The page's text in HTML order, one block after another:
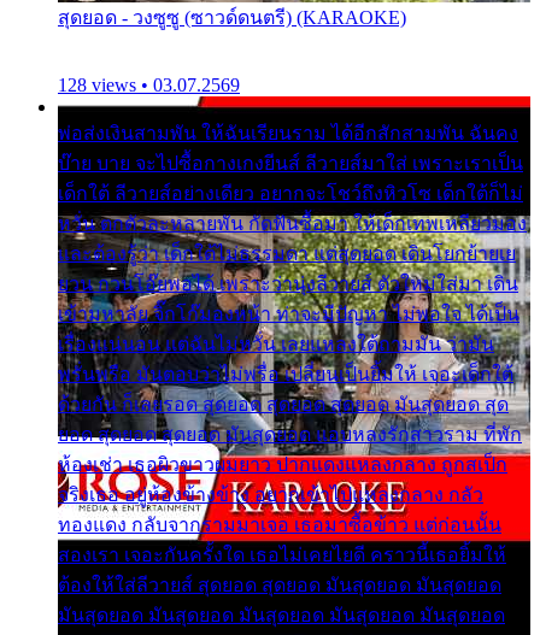
สุดยอด - วงซูซู (ซาวด์ดนตรี) (KARAOKE)
128 views • 03.07.2569
พ่อส่งเงินสามพัน ให้ฉันเรียนราม ได้อีกสักสามพัน ฉันคง
บ๊าย บาย จะไปซื้อกางเกงยีนส์ ลีวายส์มาใส่ เพราะเราเป็น
เด็กใต้ ลีวายส์อย่างเดียว อยากจะโชว์ถึงหิวโซ เด็กใต้ก็ไม่
หวั่น ตกตัวละหลายพัน กัดฟันซื้อมา ให้เด็กเทพเหลียวมอง
และต้องรู้ว่า เด็กใต้ไม่ธรรมดา แต่สุดยอด เดินโยกย้ายเย
ยวน กวนโอ๊ยพอได้ เพราะว่านุ่งลีวายส์ ตัวใหม่ใส่มา เดิน
เข้ามหาลัย จิ๊กโก๊มองหน้า ท่าจะมีปัญหา ไม่พอใจ ได้เป็น
เรื่องแน่นอน แต่ฉันไม่หวั่น เลยแหลงใต้ถามมัน ว่ามัน
พรั่นพรือ มันตอบว่าไม่พรื่อ เปลี่ยนเป็นยิ้มให้ เจอะเด็กใต้
ด้วยกัน ก็เลยรอด สุดยอด สุดยอด สุดยอด มันสุดยอด สุด
ยอด สุดยอด สุดยอด มันสุดยอด แอบหลงรักสาวราม ที่พัก
ห้องเช่า เธอผิวขาวผมยาว ปากแดงแหลงกลาง ถูกสเป็ก
จริงเธอ อยู่ห้องข้างข้าง อยากเข้าไปแหลงกลาง กลัว
ทองแดง กลับจากรามมาเจอ เธอมาซื้อข้าว แต่ก่อนนั้น
สองเรา เจอะกันครั้งใด เธอไม่เคยไยดี คราวนี้เธอยิ้มให้
ต้องให้ใส่ลีวายส์ สุดยอด สุดยอด มันสุดยอด มันสุดยอด
มันสุดยอด มันสุดยอด มันสุดยอด มันสุดยอด มันสุดยอด